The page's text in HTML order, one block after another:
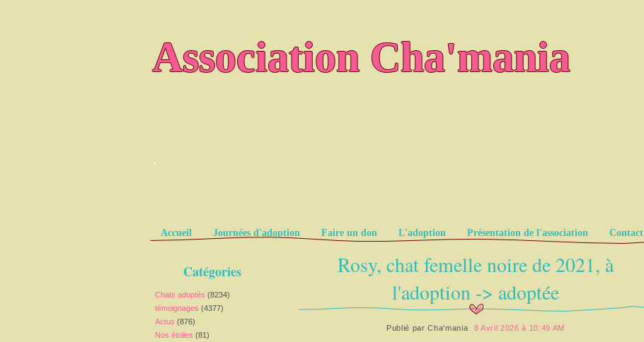
Association Cha'mania
.
Pages
Accueil Journées d'adoption Faire un don L'adoption Présentation de l'association Contact
Catégories
Chats adoptés (8234)
témoignages (4377)
Actus (876)
Nos étoiles (81)
Rosy, chat femelle noire de 2021, à
l'adoption -> adoptée
Publié parCha'mania 8 Avril 2026 à 10:49 AM